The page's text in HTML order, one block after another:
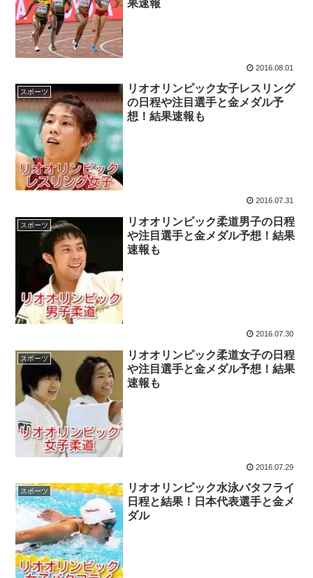
果速報
2016.08.01
スポーツ
リオオリンピック女子レスリング
の日程や注目選手と金メダル予
想！結果速報も
2016.07.31
スポーツ
リオオリンピック柔道男子の日程
や注目選手と金メダル予想！結果
速報も
2016.07.30
スポーツ
リオオリンピック柔道女子の日程
や注目選手と金メダル予想！結果
速報も
2016.07.29
スポーツ
リオオリンピック水泳バタフライ
日程と結果！日本代表選手と金メ
ダル